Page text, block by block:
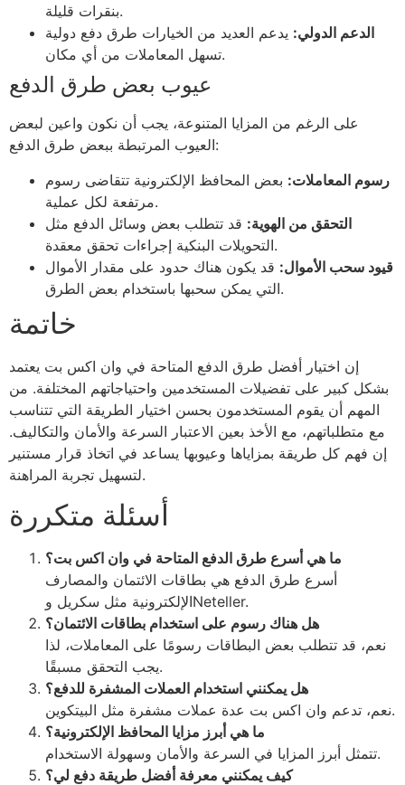
بنقرات قليلة.
الدعم الدولي: يدعم العديد من الخيارات طرق دفع دولية
تسهل المعاملات من أي مكان.
عيوب بعض طرق الدفع
على الرغم من المزايا المتنوعة، يجب أن نكون واعين لبعض
العيوب المرتبطة ببعض طرق الدفع:
رسوم المعاملات: بعض المحافظ الإلكترونية تتقاضى رسوم
مرتفعة لكل عملية.
التحقق من الهوية: قد تتطلب بعض وسائل الدفع مثل
التحويلات البنكية إجراءات تحقق معقدة.
قيود سحب الأموال: قد يكون هناك حدود على مقدار الأموال
التي يمكن سحبها باستخدام بعض الطرق.
خاتمة
إن اختيار أفضل طرق الدفع المتاحة في وان اكس بت يعتمد
بشكل كبير على تفضيلات المستخدمين واحتياجاتهم المختلفة. من
المهم أن يقوم المستخدمون بحسن اختيار الطريقة التي تتناسب
مع متطلباتهم، مع الأخذ بعين الاعتبار السرعة والأمان والتكاليف.
إن فهم كل طريقة بمزاياها وعيوبها يساعد في اتخاذ قرار مستنير
لتسهيل تجربة المراهنة.
أسئلة متكررة
ما هي أسرع طرق الدفع المتاحة في وان اكس بت؟
أسرع طرق الدفع هي بطاقات الائتمان والمصارف
الإلكترونية مثل سكريل وNeteller.
هل هناك رسوم على استخدام بطاقات الائتمان؟
نعم، قد تتطلب بعض البطاقات رسومًا على المعاملات، لذا
يجب التحقق مسبقًا.
هل يمكنني استخدام العملات المشفرة للدفع؟
نعم، تدعم وان اكس بت عدة عملات مشفرة مثل البيتكوين.
ما هي أبرز مزايا المحافظ الإلكترونية؟
تتمثل أبرز المزايا في السرعة والأمان وسهولة الاستخدام.
كيف يمكنني معرفة أفضل طريقة دفع لي؟